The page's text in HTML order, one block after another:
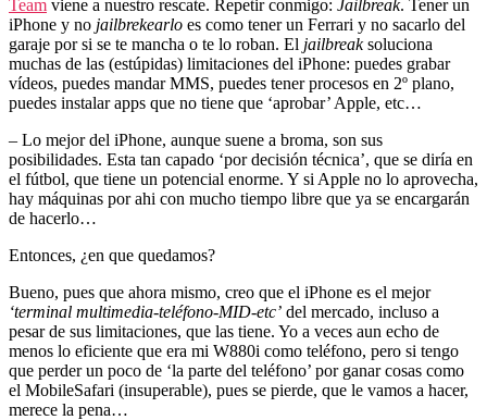
Team viene a nuestro rescate. Repetir conmigo: Jailbreak. Tener un
iPhone y no jailbrekearlo es como tener un Ferrari y no sacarlo del
garaje por si se te mancha o te lo roban. El jailbreaksoluciona
muchas de las (estúpidas) limitaciones del iPhone: puedes grabar
vídeos, puedes mandar MMS, puedes tener procesos en 2º plano,
puedes instalar apps que no tiene que ‘aprobar’ Apple, etc…
– Lo mejor del iPhone, aunque suene a broma, son sus
posibilidades. Esta tan capado ‘por decisión técnica’, que se diría en
el fútbol, que tiene un potencial enorme. Y si Apple no lo aprovecha,
hay máquinas por ahi con mucho tiempo libre que ya se encargarán
de hacerlo…
Entonces, ¿en que quedamos?
Bueno, pues que ahora mismo, creo que el iPhone es el mejor
‘terminal multimedia-teléfono-MID-etc’ del mercado, incluso a
pesar de sus limitaciones, que las tiene. Yo a veces aun echo de
menos lo eficiente que era mi W880i como teléfono, pero si tengo
que perder un poco de ‘la parte del teléfono’ por ganar cosas como
el MobileSafari (insuperable), pues se pierde, que le vamos a hacer,
merece la pena…